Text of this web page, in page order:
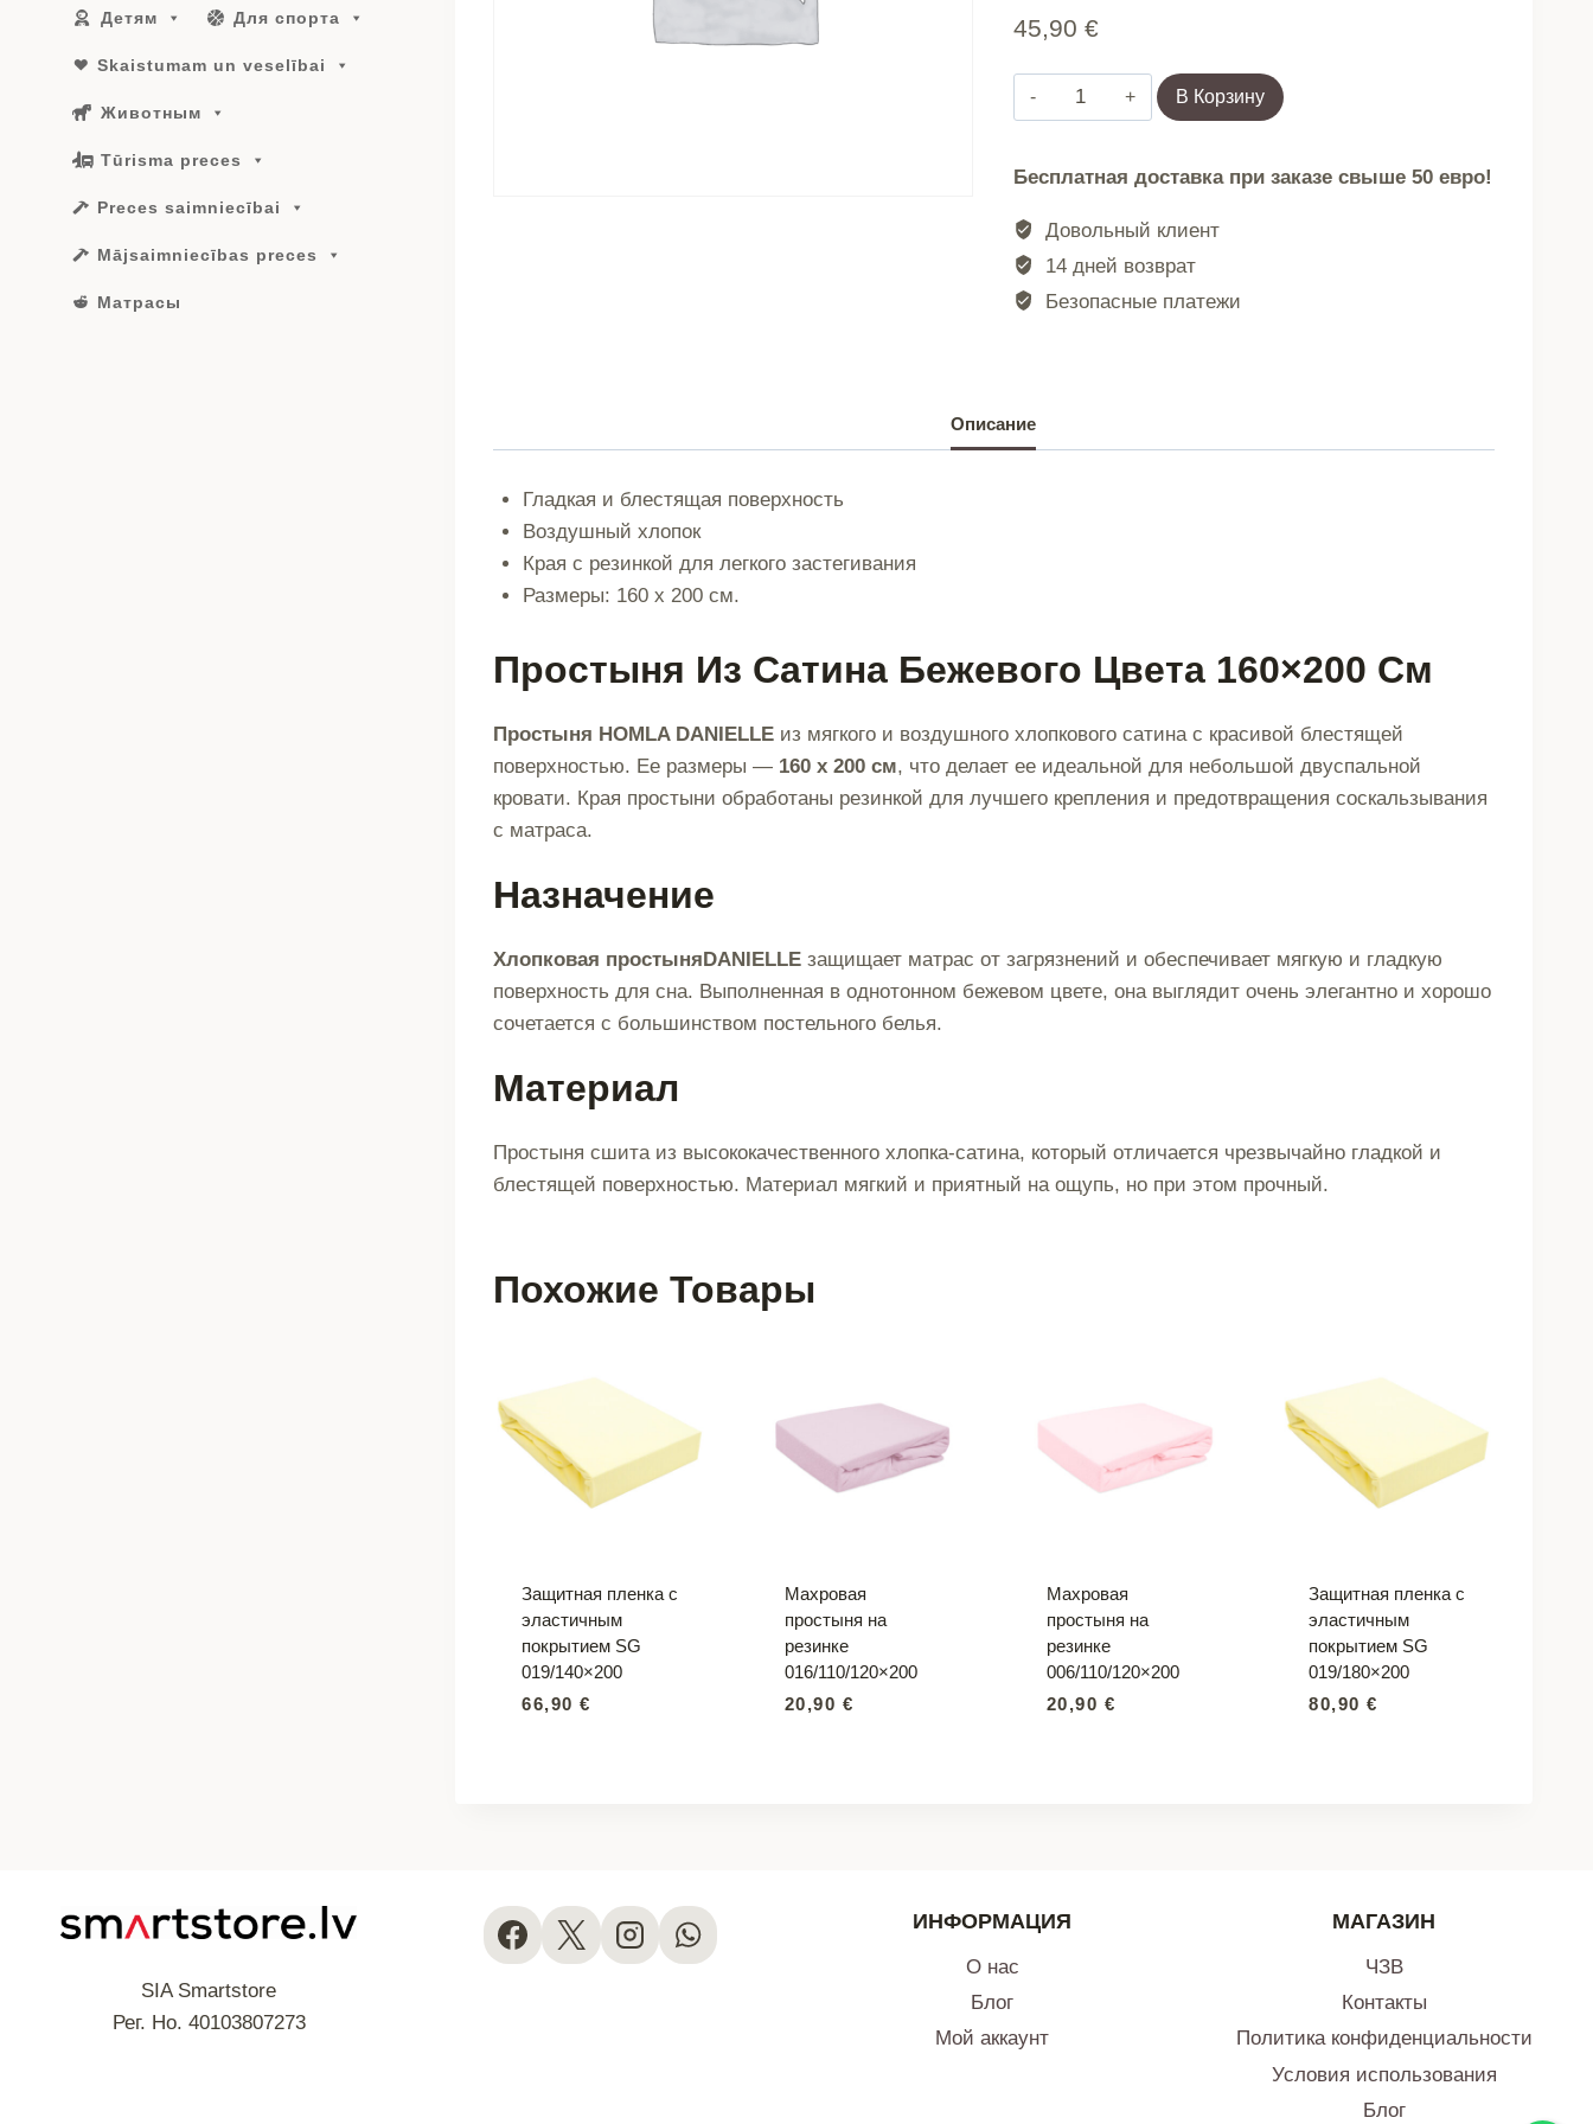
45,90€
Количество
товара
|
DANIELLE
сатин
бежевый
В Корзину
Бесплатная доставка при заказе свыше 50 евро!
Довольный клиент
14 дней возврат
Безопасные платежи
Описание
Гладкая и блестящая поверхность
Воздушный хлопок
Края с резинкой для легкого застегивания
Размеры: 160 x 200 см.
Простыня Из Сатина Бежевого Цвета 160×200 См
Простыня HOMLA DANIELLEиз мягкого и воздушного хлопкового сатина с красивой блестящей
поверхностью. Ее размеры — 160 x 200 см, что делает ее идеальной для небольшой двуспальной
кровати. Края простыни обработаны резинкой для лучшего крепления и предотвращения соскальзывания
с матраса.
Назначение
Хлопковая простыняDANIELLEзащищает матрас от загрязнений и обеспечивает мягкую и гладкую
поверхность для сна. Выполненная в однотонном бежевом цвете, она выглядит очень элегантно и хорошо
сочетается с большинством постельного белья.
Материал
Простыня сшита из высококачественного хлопка-сатина, который отличается чрезвычайно гладкой и
блестящей поверхностью. Материал мягкий и приятный на ощупь, но при этом прочный.
Похожие Товары
Защитная пленка с
эластичным
покрытием SG
019/140×200
66,90€
Махровая
простыня на
резинке
016/110/120×200
20,90 €
Махровая
простыня на
резинке
006/110/120×200
20,90 €
Защитная пленка с
эластичным
покрытием SG
019/180×200
80,90€
Детям Для спорта
Skaistumam un veselībai
Животным
Tūrisma preces
Preces saimniecībai
Mājsaimniecības preces
Матрасы
SIA Smartstore
Рег. Но. 40103807273
ИНФОРМАЦИЯ
О нас
Блог
Мой аккаунт
МАГАЗИН
ЧЗВ
Контакты
Политика конфиденциальности
Условия использования
Блог